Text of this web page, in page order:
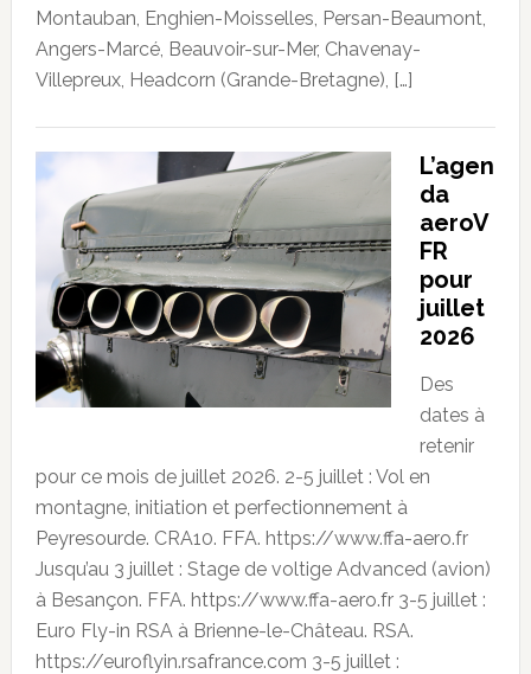
Montauban, Enghien-Moisselles, Persan-Beaumont,
Angers-Marcé, Beauvoir-sur-Mer, Chavenay-
Villepreux, Headcorn (Grande-Bretagne), […]
L’agen
da
aeroV
FR
pour
juillet
2026
Des
dates à
retenir
pour ce mois de juillet 2026. 2-5 juillet : Vol en
montagne, initiation et perfectionnement à
Peyresourde. CRA10. FFA. https://www.ffa-aero.fr
Jusqu’au 3 juillet : Stage de voltige Advanced (avion)
à Besançon. FFA. https://www.ffa-aero.fr 3-5 juillet :
Euro Fly-in RSA à Brienne-le-Château. RSA.
https://euroflyin.rsafrance.com 3-5 juillet :